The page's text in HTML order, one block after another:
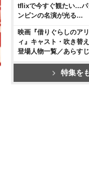
tflixで今すぐ観たい…パ
ンビンの名演が光る…
映画『借りぐらしのア
ィ』キャスト・吹き替
登場人物一覧／あらすじ
特集を